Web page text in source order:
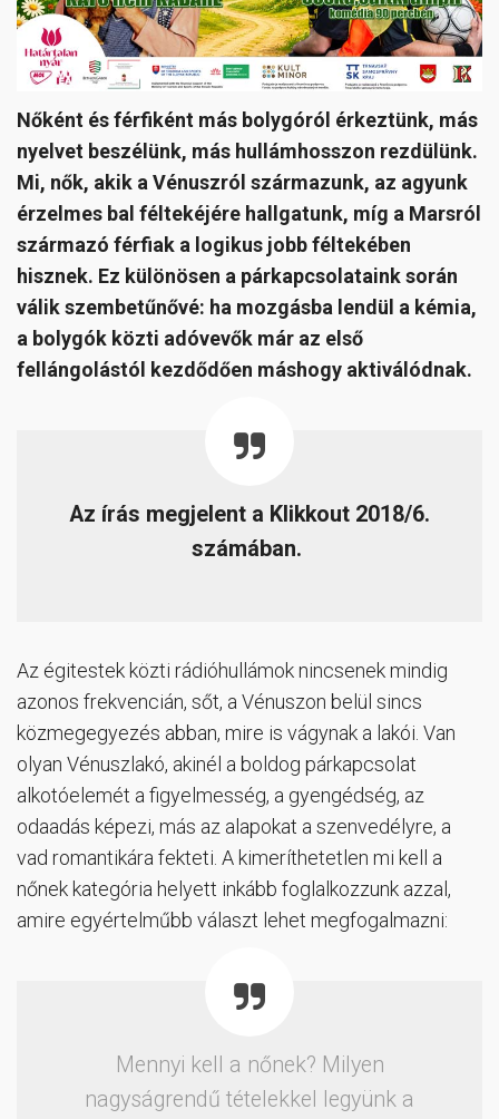
Nőként és férfiként más bolygóról érkeztünk, más
nyelvet beszélünk, más hullámhosszon rezdülünk.
Mi, nők, akik a Vénuszról származunk, az agyunk
érzelmes bal féltekéjére hallgatunk, míg a Marsról
származó férfiak a logikus jobb féltekében
hisznek. Ez különösen a párkapcsolataink során
válik szembetűnővé: ha mozgásba lendül a kémia,
a bolygók közti adóvevők már az első
fellángolástól kezdődően máshogy aktiválódnak.
Az írás megjelent a Klikkout 2018/6.
számában.
Az égitestek közti rádióhullámok nincsenek mindig
azonos frekvencián, sőt, a Vénuszon belül sincs
közmegegyezés abban, mire is vágynak a lakói. Van
olyan Vénuszlakó, akinél a boldog párkapcsolat
alkotóelemét a figyelmesség, a gyengédség, az
odaadás képezi, más az alapokat a szenvedélyre, a
vad romantikára fekteti. A kimeríthetetlen mi kell a
nőnek kategória helyett inkább foglalkozzunk azzal,
amire egyértelműbb választ lehet megfogalmazni:
Mennyi kell a nőnek? Milyen
nagyságrendű tételekkel legyünk a